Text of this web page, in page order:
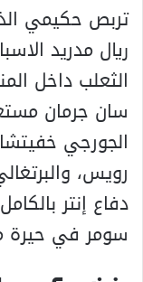
تربص حكيمي
الثعلب داخل
سان جرمان
الجورجي خفيتشا
رويس،
دفاع إنتر
سومر في حيرة